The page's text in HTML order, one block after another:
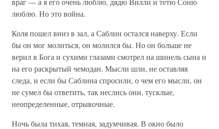
люблю. Но это война.
Коля пошел вниз в зал, а Саблин остался наверху. Если
бы он мог молиться, он молился бы. Но он больше не
верил в Бога и сухими глазами смотрел на шинель сына и
на его раскрытый чемодан. Мысли шли, не оставляя
следа, и если бы Саблина спросили, о чем его мысли, он
не сумел бы ответить, так неслись они, тусклые,
неопределенные, отрывочные.
Ночь была тихая, темная, задумчивая. В окно было